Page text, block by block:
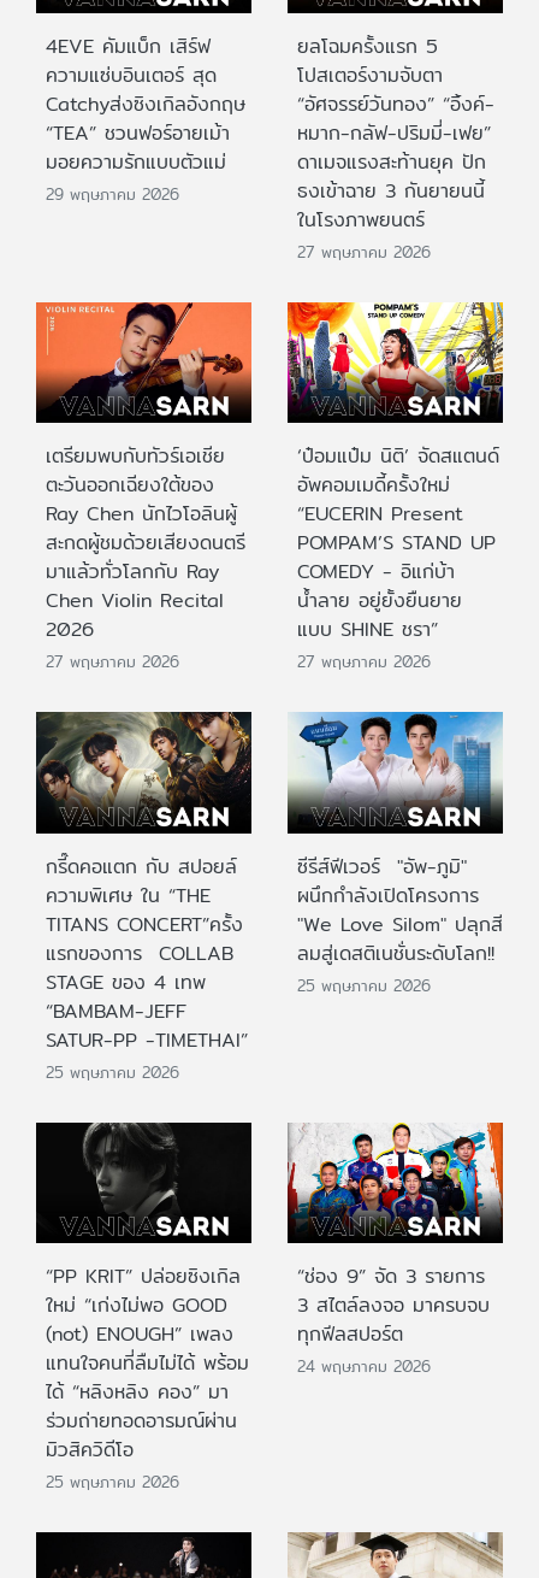
4EVE คัมแบ็ก เสิร์ฟ
ความแซ่บอินเตอร์ สุด
Catchyส่งซิงเกิลอังกฤษ
“TEA” ชวนฟอร์อายเม้า
มอยความรักแบบตัวแม่
29 พฤษภาคม 2026
ยลโฉมครั้งแรก 5
โปสเตอร์งามจับตา
“อัศจรรย์วันทอง” “อิ้งค์-
หมาก-กลัฟ-ปริมมี่-เฟย”
ดาเมจแรงสะท้านยุค ปัก
ธงเข้าฉาย 3 กันยายนนี้
ในโรงภาพยนตร์
27 พฤษภาคม 2026
เตรียมพบกับทัวร์เอเชีย
ตะวันออกเฉียงใต้ของ
Ray Chen นักไวโอลินผู้
สะกดผู้ชมด้วยเสียงดนตรี
มาแล้วทั่วโลกกับ Ray
Chen Violin Recital
2026
27 พฤษภาคม 2026
‘ป๋อมแป๋ม นิติ’ จัดสแตนด์
อัพคอมเมดี้ครั้งใหม่
“EUCERIN Present
POMPAM’S STAND UP
COMEDY - อิแก่บ้า
น้ำลาย อยู่ยั้งยืนยาย
แบบ SHINE ชรา”
27 พฤษภาคม 2026
กรี๊ดคอแตก กับ สปอยล์
ความพิเศษ ใน “THE
TITANS CONCERT”ครั้ง
แรกของการ COLLAB
STAGE ของ 4 เทพ
“BAMBAM-JEFF
SATUR-PP -TIMETHAI”
25 พฤษภาคม 2026
ซีรีส์ฟีเวอร์ "อัพ-ภูมิ"
ผนึกกำลังเปิดโครงการ
"We Love Silom" ปลุกสี
ลมสู่เดสติเนชั่นระดับโลก!!
25 พฤษภาคม 2026
“PP KRIT” ปล่อยซิงเกิล
ใหม่ “เก่งไม่พอ GOOD
(not) ENOUGH” เพลง
แทนใจคนที่ลืมไม่ได้ พร้อม
ได้ “หลิงหลิง คอง” มา
ร่วมถ่ายทอดอารมณ์ผ่าน
มิวสิควิดีโอ
25 พฤษภาคม 2026
“ช่อง 9” จัด 3 รายการ
3 สไตล์ลงจอ มาครบจบ
ทุกฟีลสปอร์ต
24 พฤษภาคม 2026